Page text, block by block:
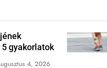
gyakorlatok
4, 2026